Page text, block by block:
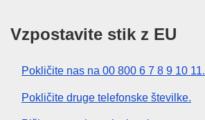
Vzpostavite stik z EU
Pokličite nas na 00 800 6 7 8 9 10 11.
Pokličite druge telefonske številke.